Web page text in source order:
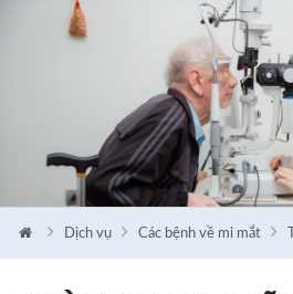
Loading...
Dịch vụ Các bệnh về mi mắt